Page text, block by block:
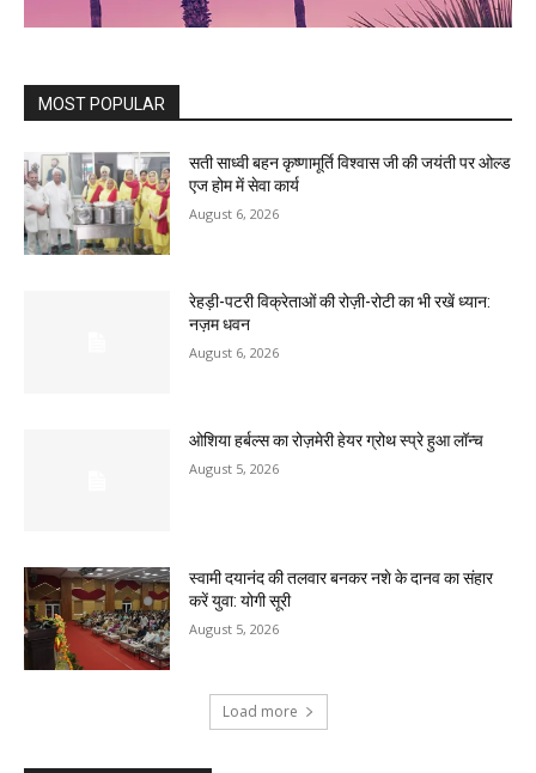
MOST POPULAR
सती साध्वी बहन कृष्णामूर्ति विश्वास जी की जयंती पर ओल्ड
एज होम में सेवा कार्य
August 6, 2026
रेहड़ी-पटरी विक्रेताओं की रोज़ी-रोटी का भी रखें ध्यान:
नज़म धवन
August 6, 2026
ओशिया हर्बल्स का रोज़मेरी हेयर ग्रोथ स्प्रे हुआ लॉन्च
August 5, 2026
स्वामी दयानंद की तलवार बनकर नशे के दानव का संहार
करें युवा: योगी सूरी
August 5, 2026
Load more